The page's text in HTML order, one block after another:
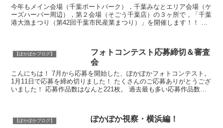
今年もメイン会場（千葉ポートパーク），千葉みなとエリア会場（ケ
ーズハーバー周辺），第２会場（そごう千葉店）の３ヶ所で，「千葉
港大漁まつり（第42回千葉市民産業まつり）」を開催します！！ 今
【ぽかぽかブログ】
フォトコンテスト応募締切＆審査
会
こんにちは！ 7月から応募を開始した、ぽかぽかフォトコンテスト。
1月11日で応募を締め切りました！ たくさんのご応募ありがとうござ
いました！ 応募作品数はなんと221枚。 過去最も多い応募作品数と
【ぽかぽかブログ】 ぽかぽか視察・横浜編！